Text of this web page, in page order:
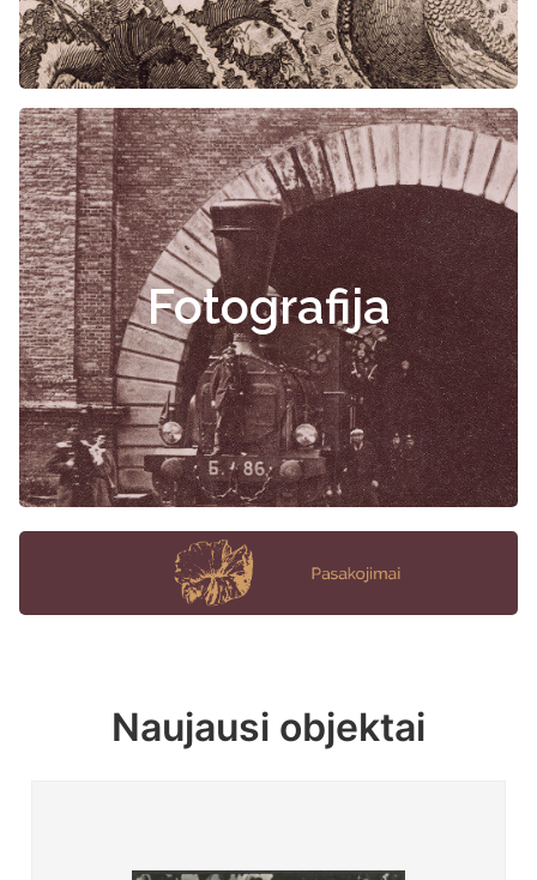
Fotografija
Naujausi objektai